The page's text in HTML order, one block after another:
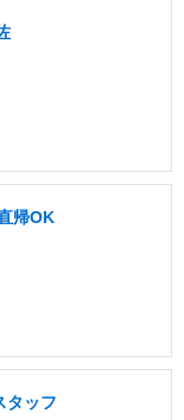
帰OK
タッフ